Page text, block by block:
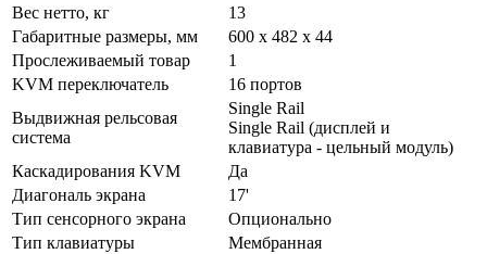
Вес нетто, кг
13
Габаритные размеры, мм
600 x 482 x 44
Прослеживаемый товар
1
KVM переключатель
16 портов
Выдвижная рельсовая
система
Single Rail
Single Rail (дисплей и
клавиатура - цельный модуль)
Каскадирования KVM
Да
Диагональ экрана
17'
Тип сенсорного экрана
Опционально
Тип клавиатуры
Мембранная